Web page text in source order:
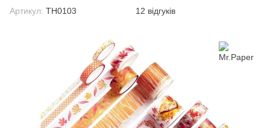
Артикул: TH0103 12 відгуків